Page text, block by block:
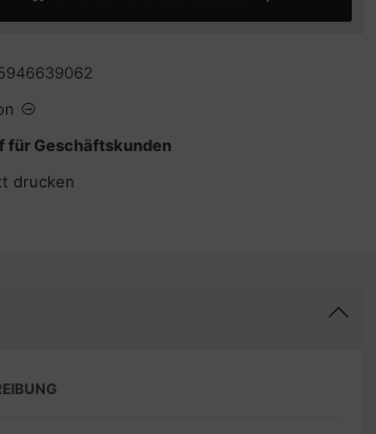
für Geschäftskunden
drucken